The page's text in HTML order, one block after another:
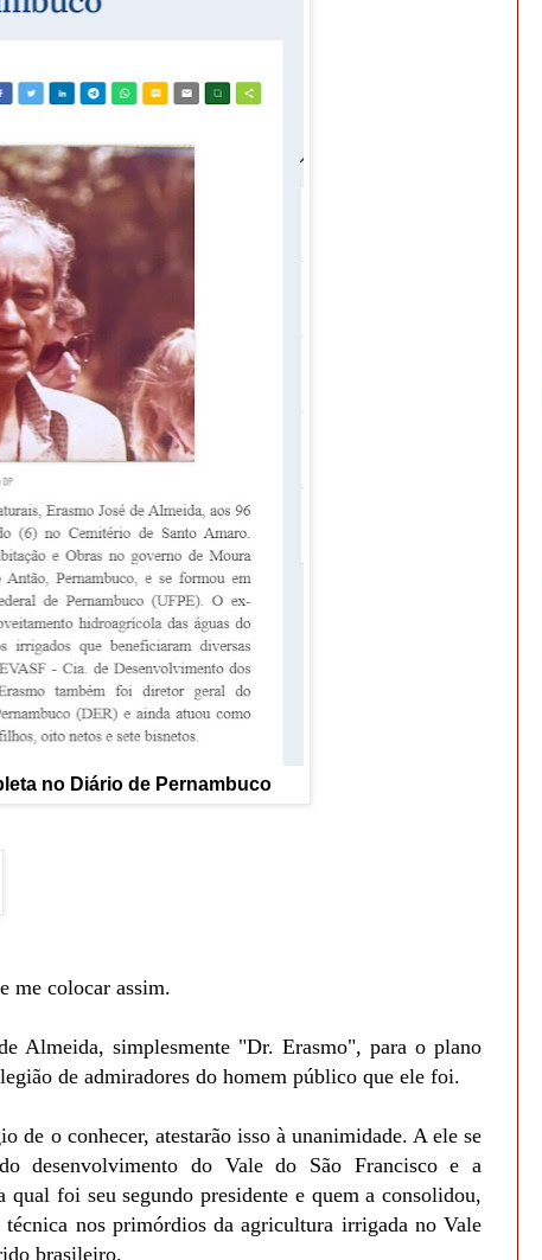
no Diário de Pernambuco
me colocar assim.
Almeida, simplesmente "Dr. Erasmo", para o plano
de admiradores do homem público que ele foi.
de o conhecer, atestarão isso à unanimidade. A ele se
desenvolvimento do Vale do São Francisco e a
qual foi seu segundo presidente e quem a consolidou,
nos primórdios da agricultura irrigada no Vale
brasileiro.